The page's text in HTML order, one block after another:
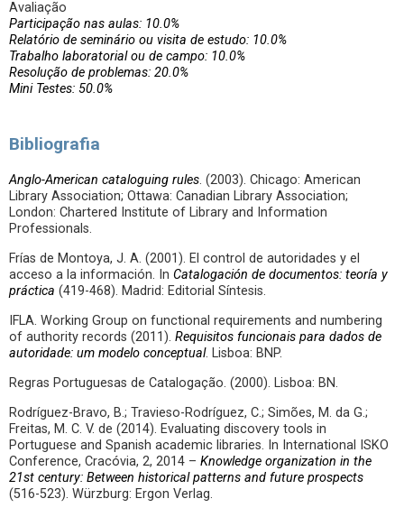
Avaliação
Participação nas aulas: 10.0%
Relatório de seminário ou visita de estudo: 10.0%
Trabalho laboratorial ou de campo: 10.0%
Resolução de problemas: 20.0%
Mini Testes: 50.0%
Bibliografia
Anglo-American cataloguing rules. (2003). Chicago: American
Library Association; Ottawa: Canadian Library Association;
London: Chartered Institute of Library and Information
Professionals.
Frías de Montoya, J. A. (2001). El control de autoridades y el
acceso a la información. In Catalogación de documentos: teoría y
práctica (419-468). Madrid: Editorial Síntesis.
IFLA. Working Group on functional requirements and numbering
of authority records (2011). Requisitos funcionais para dados de
autoridade: um modelo conceptual. Lisboa: BNP.
Regras Portuguesas de Catalogação. (2000). Lisboa: BN.
Rodríguez-Bravo, B.; Travieso-Rodríguez, C.; Simões, M. da G.;
Freitas, M. C. V. de (2014). Evaluating discovery tools in
Portuguese and Spanish academic libraries. In International ISKO
Conference, Cracóvia, 2, 2014 – Knowledge organization in the
21st century: Between historical patterns and future prospects
(516-523). Würzburg: Ergon Verlag.